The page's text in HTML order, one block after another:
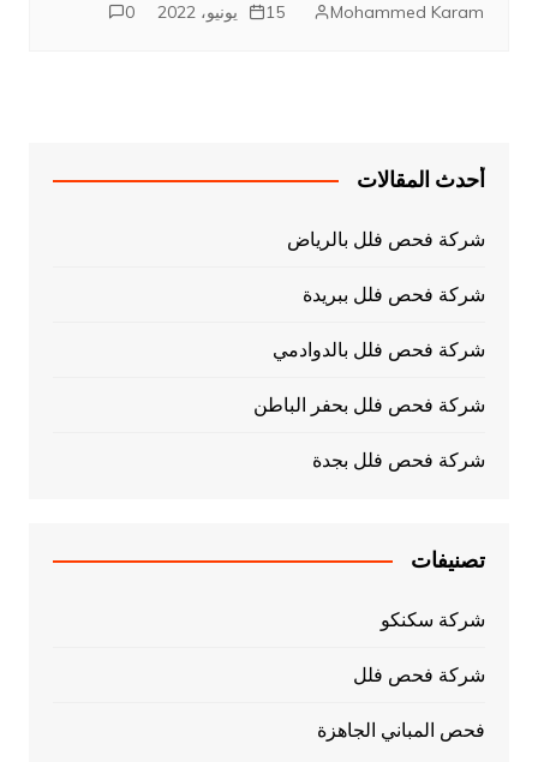
Mohammed Karam 15 يونيو، 2022 0
أحدث المقالات
شركة فحص فلل بالرياض
شركة فحص فلل ببريدة
شركة فحص فلل بالدوادمي
شركة فحص فلل بحفر الباطن
شركة فحص فلل بجدة
تصنيفات
شركة سكنكو
شركة فحص فلل
فحص المباني الجاهزة